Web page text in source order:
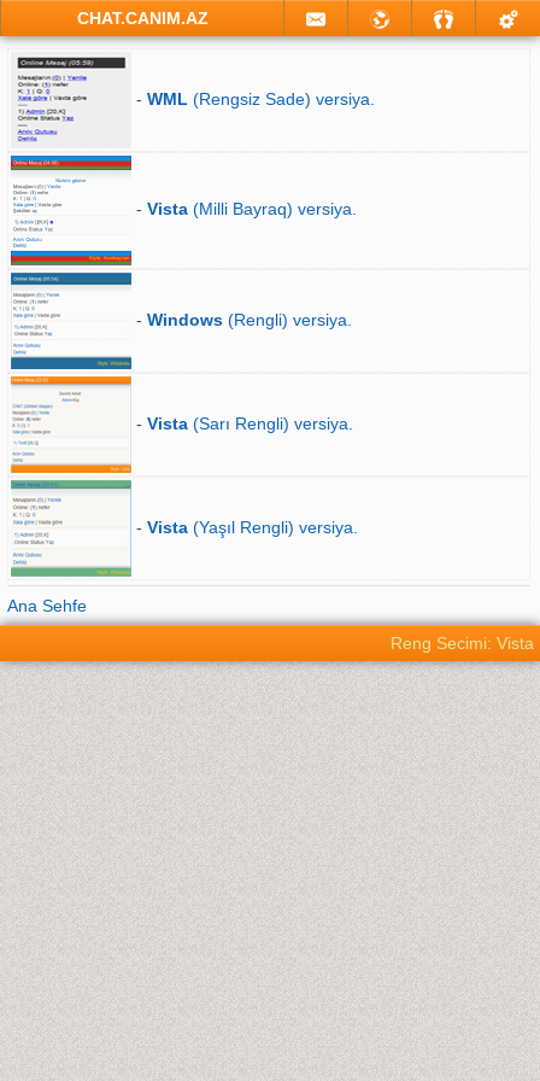
CHAT.CANIM.AZ
- WML (Rengsiz Sade) versiya.
- Vista (Milli Bayraq) versiya.
- Windows (Rengli) versiya.
- Vista (Sarı Rengli) versiya.
- Vista (Yaşıl Rengli) versiya.
Ana Sehfe
Reng Secimi: Vista